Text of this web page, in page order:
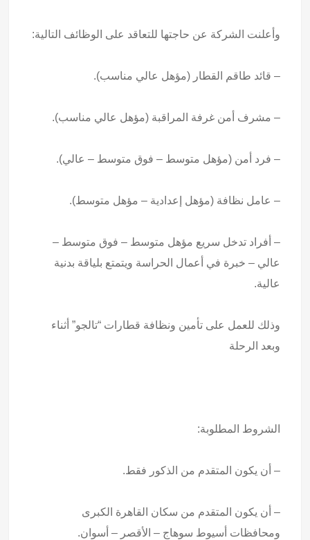
وأعلنت الشركة عن حاجتها للتعاقد على الوظائف التالية:
– قائد طاقم القطار (مؤهل عالي مناسب).
– مشرف أمن غرفة المراقبة (مؤهل عالي مناسب).
– فرد أمن (مؤهل متوسط – فوق متوسط – عالي).
– عامل نظافة (مؤهل إعدادية – مؤهل متوسط).
– أفراد تدخل سريع مؤهل متوسط – فوق متوسط –
عالي – خبرة في أعمال الحراسة ويتمتع بلياقة بدنية
عالية.
وذلك للعمل على تأمين ونظافة قطارات “تالجو” أثناء
وبعد الرحلة
الشروط المطلوبة:
– أن يكون المتقدم من الذكور فقط.
– أن يكون المتقدم من سكان القاهرة الكبرى
ومحافظات أسيوط سوهاج – الأقصر – أسوان.